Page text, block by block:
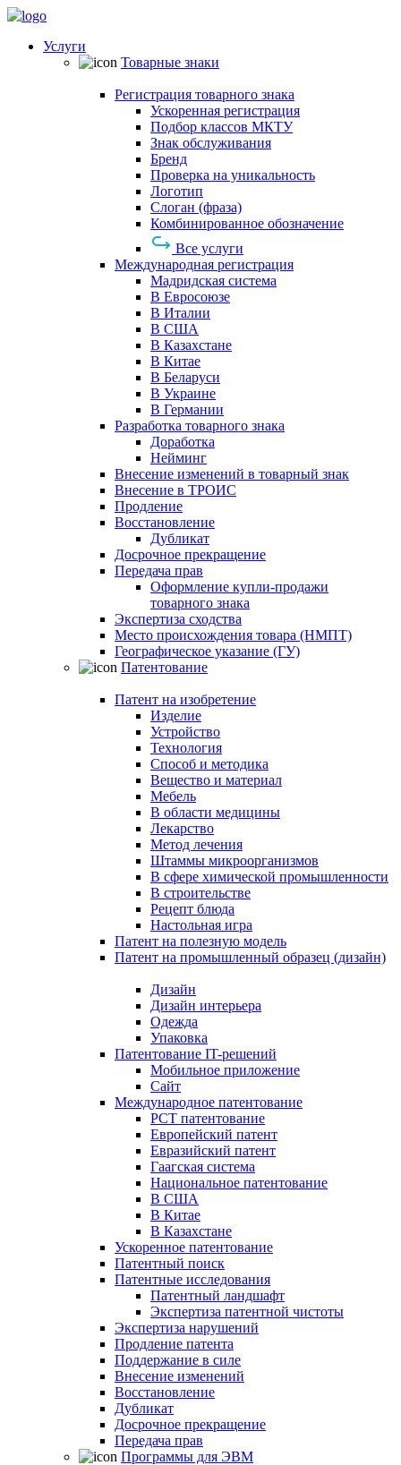
Услуги
Товарные знаки
Регистрация товарного знака
Ускоренная регистрация
Подбор классов МКТУ
Знак обслуживания
Бренд
Проверка на уникальность
Логотип
Слоган (фраза)
Комбинированное обозначение
Все услуги
Международная регистрация
Мадридская система
В Евросоюзе
В Италии
В США
В Казахстане
В Китае
В Беларуси
В Украине
В Германии
Разработка товарного знака
Доработка
Нейминг
Внесение изменений в товарный знак
Внесение в ТРОИС
Продление
Восстановление
Дубликат
Досрочное прекращение
Передача прав
Оформление купли-продажи
товарного знака
Экспертиза сходства
Место происхождения товара (НМПТ)
Географическое указание (ГУ)
Патентование
Патент на изобретение
Изделие
Устройство
Технология
Способ и методика
Вещество и материал
Мебель
В области медицины
Лекарство
Метод лечения
Штаммы микроорганизмов
В сфере химической промышленности
В строительстве
Рецепт блюда
Настольная игра
Патент на полезную модель
Патент на промышленный образец (дизайн)
Дизайн
Дизайн интерьера
Одежда
Упаковка
Патентование IT-решений
Мобильное приложение
Сайт
Международное патентование
PCT патентование
Европейский патент
Евразийский патент
Гаагская система
Национальное патентование
В США
В Китае
В Казахстане
Ускоренное патентование
Патентный поиск
Патентные исследования
Патентный ландшафт
Экспертиза патентной чистоты
Экспертиза нарушений
Продление патента
Поддержание в силе
Внесение изменений
Восстановление
Дубликат
Досрочное прекращение
Передача прав
Программы для ЭВМ